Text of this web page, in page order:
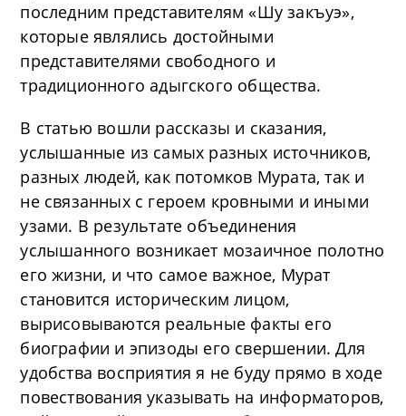
последним представителям «Шу закъуэ»,
которые являлись достойными
представителями свободного и
традиционного адыгского общества.
В статью вошли рассказы и сказания,
услышанные из самых разных источников,
разных людей, как потомков Мурата, так и
не связанных с героем кровными и иными
узами. В результате объединения
услышанного возникает мозаичное полотно
его жизни, и что самое важное, Мурат
становится историческим лицом,
вырисовываются реальные факты его
биографии и эпизоды его свершении. Для
удобства восприятия я не буду прямо в ходе
повествования указывать на информаторов,